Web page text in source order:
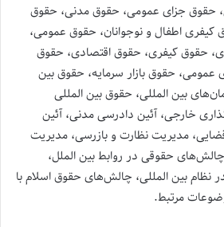
حقوق جزای عمومی، حقوق مدنی، حقوق
کیفری اطفال و نوجوانان، حقوق عمومی،
حقوق کیفری، حقوق اقتصادی، حقوق
حقوق بازار سرمایه، حقوق بین
بین المللی، حقوق بین المللی
خارجی، آئین دادرسی مدنی، آئین
مدیریت نظارت و بازرسی، مدیریت
حقوقی در روابط بین الملل،
بین المللی، چالش‌های حقوق اسلام با
مرتبط.